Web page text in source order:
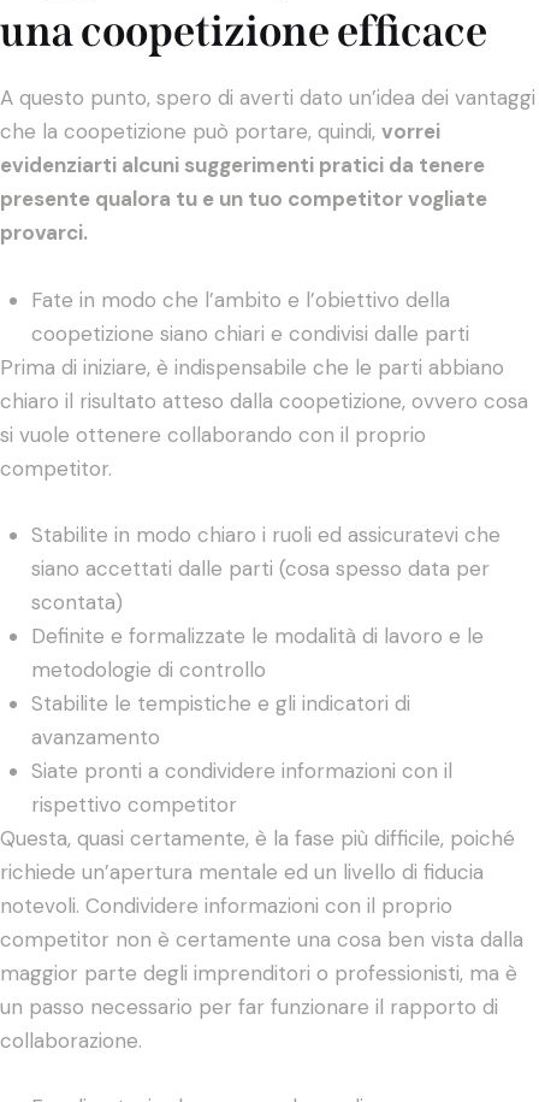
una coopetizione efficace
A questo punto, spero di averti dato un’idea dei vantaggi
che la coopetizione può portare, quindi, vorrei
evidenziarti alcuni suggerimenti pratici da tenere
presente qualora tu e un tuo competitor vogliate
provarci.
Fate in modo che l’ambito e l’obiettivo della
coopetizione siano chiari e condivisi dalle parti
Prima di iniziare, è indispensabile che le parti abbiano
chiaro il risultato atteso dalla coopetizione, ovvero cosa
si vuole ottenere collaborando con il proprio
competitor.
Stabilite in modo chiaro i ruoli ed assicuratevi che
siano accettati dalle parti (cosa spesso data per
scontata)
Definite e formalizzate le modalità di lavoro e le
metodologie di controllo
Stabilite le tempistiche e gli indicatori di
avanzamento
Siate pronti a condividere informazioni con il
rispettivo competitor
Questa, quasi certamente, è la fase più difficile, poiché
richiede un’apertura mentale ed un livello di fiducia
notevoli. Condividere informazioni con il proprio
competitor non è certamente una cosa ben vista dalla
maggior parte degli imprenditori o professionisti, ma è
un passo necessario per far funzionare il rapporto di
collaborazione.